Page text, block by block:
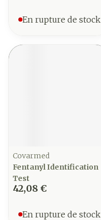
En rupture de stock
Covarmed
Fentanyl Identification
Test
42,08 €
En rupture de stock